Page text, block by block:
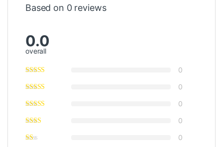
Based on 0 reviews
0.0
overall
0
0
0
0
0